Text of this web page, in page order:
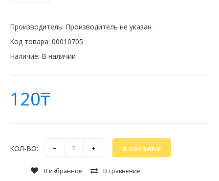
Производитель: Производитель не указан
Код товара: 00010705
Наличие: В наличии
120₸
КОЛ-ВО:
В избранное В сравнение